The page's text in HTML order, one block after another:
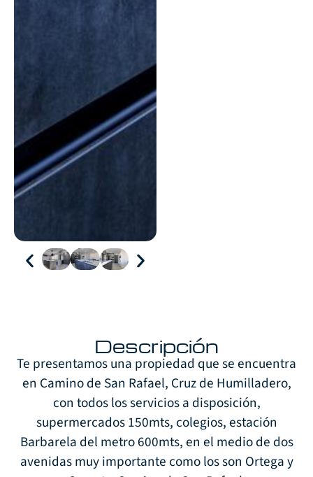
Descripción
Te presentamos una propiedad que se encuentra
en Camino de San Rafael, Cruz de Humilladero,
con todos los servicios a disposición,
supermercados 150mts, colegios, estación
Barbarela del metro 600mts, en el medio de dos
avenidas muy importante como los son Ortega y